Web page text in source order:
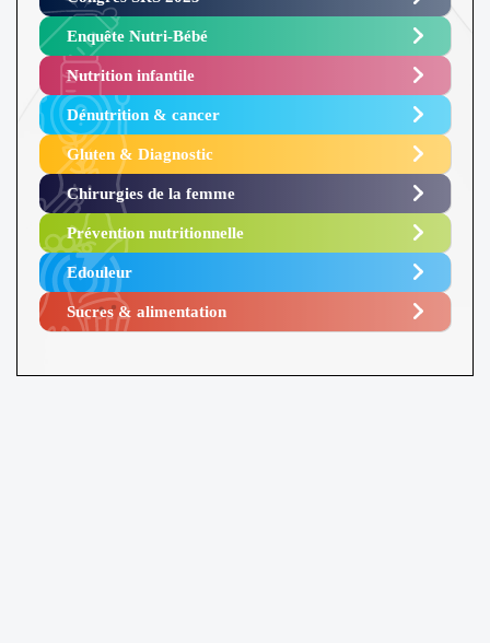
Enquête Nutri-Bébé ​
Nutrition infantile
Dénutrition & cancer
Gluten & Diagnostic
Chirurgies de la femme
Prévention nutritionnelle
Edouleur​
Sucres & alimentation​